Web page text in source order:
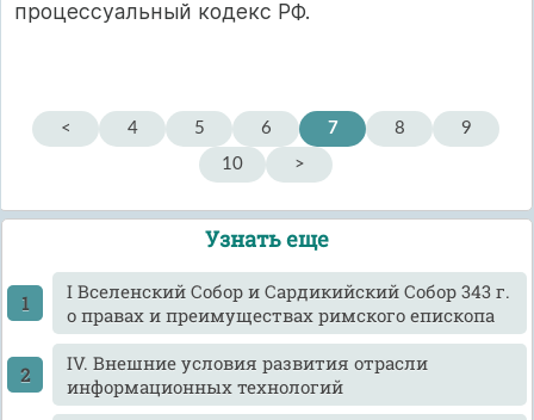
процессуальный кодекс РФ.
< 4 5 6 7 8
9
10
>
Узнать еще
I Вселенский Собор и Сардикийский Собор 343 г.
о правах и преимуществах римского епископа
IV. Внешние условия развития отрасли
информационных технологий